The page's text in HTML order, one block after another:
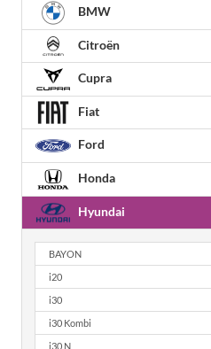
BMW
Citroën
Cupra
Fiat
Ford
Honda
Hyundai
BAYON
i20
i30
i30 Kombi
i30 N